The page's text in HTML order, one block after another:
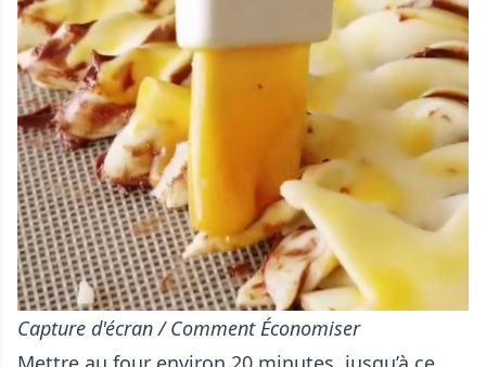
Capture d'écran / Comment Économiser